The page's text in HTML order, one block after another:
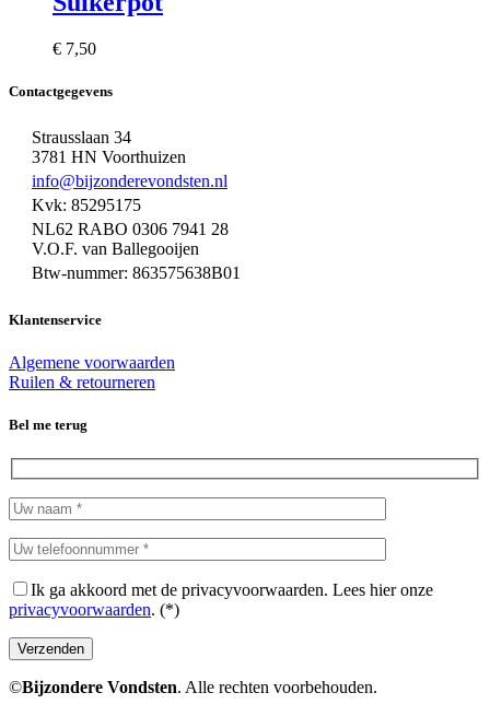
€ 7,50
Contactgegevens
Strausslaan 34
3781 HN Voorthuizen
info@bijzonderevondsten.nl
Kvk: 85295175
NL62 RABO 0306 7941 28
V.O.F. van Ballegooijen
Btw-nummer: 863575638B01
Klantenservice
Algemene voorwaarden
Ruilen & retourneren
Bel me terug
Ik ga akkoord met de privacyvoorwaarden. Lees hier onze
privacyvoorwaarden. (*)
©Bijzondere Vondsten. Alle rechten voorbehouden.